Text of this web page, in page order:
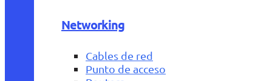
Networking
Cables de red
Punto de acceso